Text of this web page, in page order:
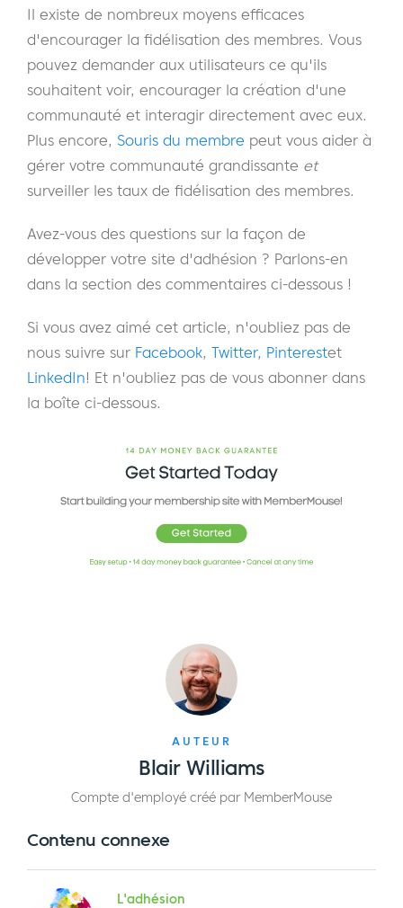
Il existe de nombreux moyens efficaces
d'encourager la fidélisation des membres. Vous
pouvez demander aux utilisateurs ce qu'ils
souhaitent voir, encourager la création d'une
communauté et interagir directement avec eux.
Plus encore, Souris du membre peut vous aider à
gérer votre communauté grandissante et
surveiller les taux de fidélisation des membres.
Avez-vous des questions sur la façon de
développer votre site d'adhésion ? Parlons-en
dans la section des commentaires ci-dessous !
Si vous avez aimé cet article, n'oubliez pas de
nous suivre sur Facebook, Twitter, Pinterestet
LinkedIn! Et n'oubliez pas de vous abonner dans
la boîte ci-dessous.
AUTEUR
Blair Williams
Compte d'employé créé par MemberMouse
Contenu connexe
L'adhésion